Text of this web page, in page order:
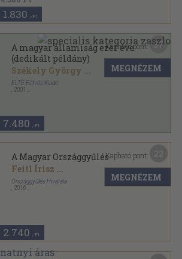
1.830 ,-Ft
A magyar államiság ezer éve
(dedikált példány)
Székely György ...
ELTE Eötvös Kiadó
2001
7.480 ,-Ft
Kapható pont: 37
MEGNÉZEM
A Magyar Országgyűlés
Feitl Írisz ...
Országgyűlés Hivatala
2016
2.740 ,-Ft
Kapható pont:
MEGNÉZEM